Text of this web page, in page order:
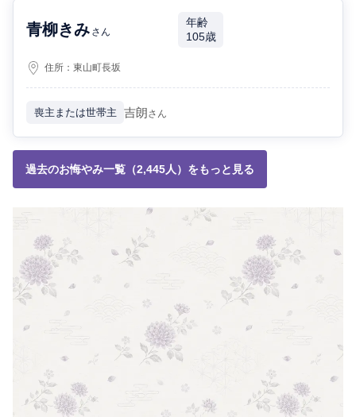
青柳きみ さん
年齢
105歳
住所：東山町長坂
喪主または世帯主 吉朗さん
過去のお悔やみ一覧（2,445人）をもっと見る